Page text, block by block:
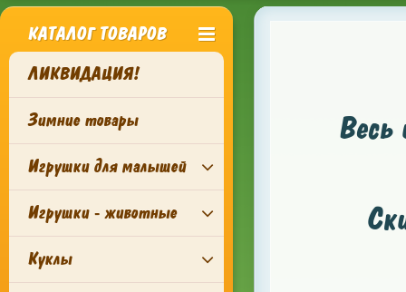
КАТАЛОГ ТОВАРОВ
ЛИКВИДАЦИЯ!
Зимние товары
Игрушки для малышей
Игрушки - животные
Куклы
Весь